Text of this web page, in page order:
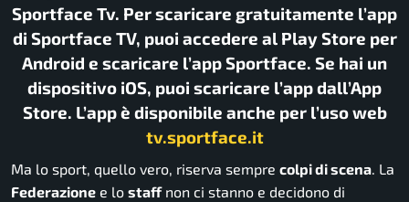
Sportface Tv. Per scaricare gratuitamente l’app
di Sportface TV, puoi accedere al Play Store per
Android e scaricare l’app Sportface. Se hai un
dispositivo iOS, puoi scaricare l’app dall’App
Store. L’app è disponibile anche per l’uso web
tv.sportface.it
Ma lo sport, quello vero, riserva sempre colpi di scena. La
Federazione e lo staffnon ci stanno e decidono di